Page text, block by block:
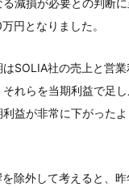
減損が必要との判断
円となりました。
SOLIA社の売上と営
れらを当期利益で足し
益が非常に下がった
除外して考えると、